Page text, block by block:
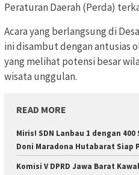
Peraturan Daerah (Perda)
Acara yang berlangsung di
ini disambut dengan antusias
yang melihat potensi besar
wisata unggulan.
READ MORE
Miris! SDN Lanbau 1 dengan
Doni Maradona Hutabarat Siap
Komisi V DPRD Jawa Barat